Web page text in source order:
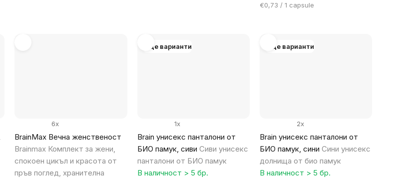
Цена
€0,73 / 1 capsule
BrainMax Вечна женственост
Brainmax Комплект за жени,
спокоен цикъл и красота от
пръв поглед, хранителна
6x
Още варианти
Brain yнисекс панталони от
БИО памук, сиви Сиви унисекс
панталони от БИО памук
1x
В наличност > 5 бр.
Още варианти
Brain yнисекс панталони от
БИО памук, сини Сини унисекс
долнища от био памук
2x
В наличност > 5 бр.